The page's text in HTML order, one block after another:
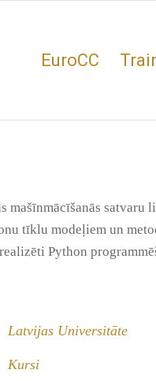
EuroCC
tīklu modeļiem un
Python
Latvijas Universitāte
Kursi